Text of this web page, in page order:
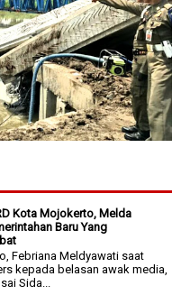
Kota Mojokerto, Melda
Baru Yang
Febriana Meldyawati saat
kepada belasan awak media,
Sida...